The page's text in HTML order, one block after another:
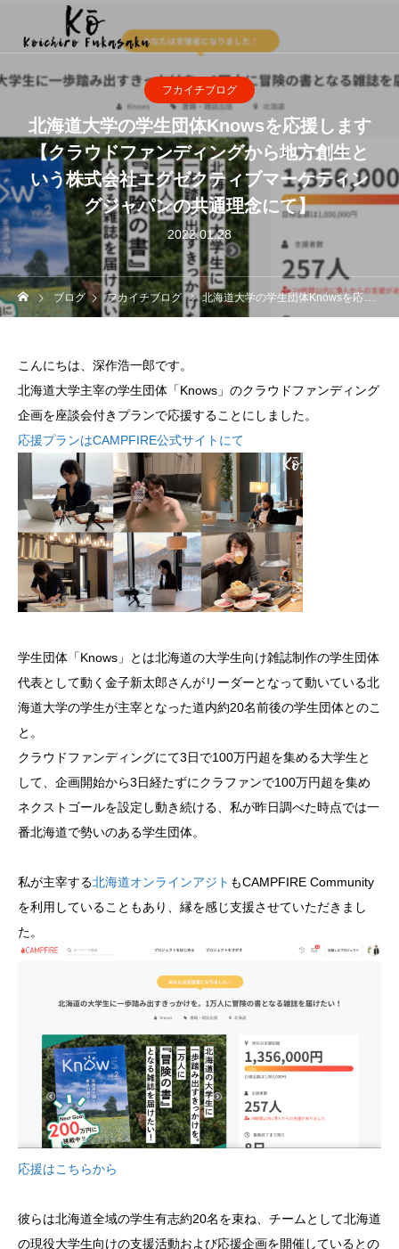
フカイチブログ
北海道大学の学生団体Knowsを応援します
【クラウドファンディングから地方創生と
いう株式会社エグゼクティブマーケティン
グジャパンの共通理念にて】
2022.01.28
ブログ フカイチブログ 北海道大学の学生団体Knowsを応援します【クラウドファンディングから地方創生という株式会社エグゼクティブマーケティングジャパンの共通理念にて】
こんにちは、深作浩一郎です。
北海道大学主宰の学生団体「Knows」のクラウドファンディング
企画を座談会付きプランで応援することにしました。
応援プランはCAMPFIRE公式サイトにて
学生団体「Knows」とは北海道の大学生向け雑誌制作の学生団体
代表として動く金子新太郎さんがリーダーとなって動いている北
海道大学の学生が主宰となった道内約20名前後の学生団体とのこ
と。
クラウドファンディングにて3日で100万円超を集める大学生と
して、企画開始から3日経たずにクラファンで100万円超を集め
ネクストゴールを設定し動き続ける、私が昨日調べた時点では一
番北海道で勢いのある学生団体。
私が主宰する北海道オンラインアジト もCAMPFIRE Community
を利用していることもあり、縁を感じ支援させていただきまし
た。
応援はこちらから
彼らは北海道全域の学生有志約20名を束ね、チームとして北海道
の現役大学生向けの支援活動および応援企画を開催しているとの